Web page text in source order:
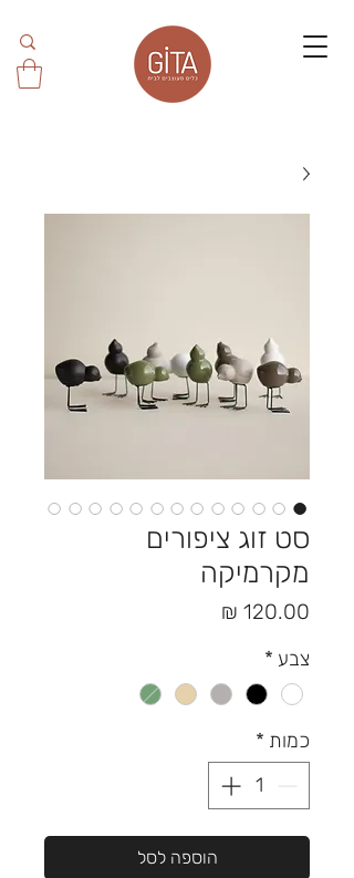
סט זוג ציפורים
מקרמיקה
צבע *
כמות *
הוספה לסל